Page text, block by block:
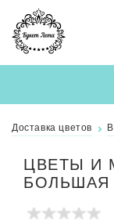
Доставка цветов
ЦВЕТЫ И
БОЛЬШАЯ